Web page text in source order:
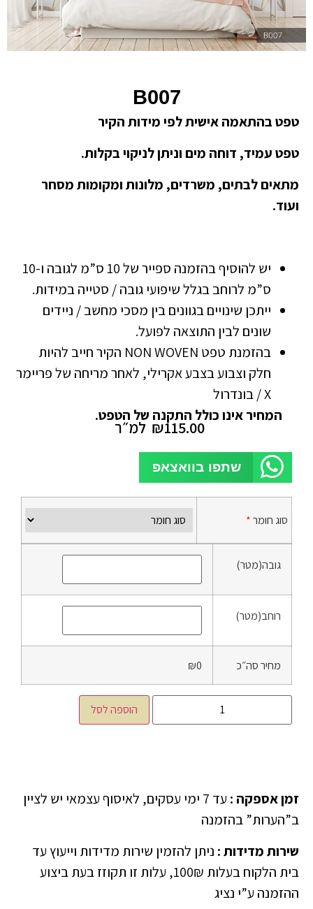
B007
טפט בהתאמה אישית לפי מידות הקיר
טפט עמיד, דוחה מים וניתן לניקוי בקלות.
מתאים לבתים, משרדים, מלונות ומקומות מסחר
ועוד.
יש להוסיף בהזמנה ספייר של 10 ס”מ לגובה ו-10
ס”מ לרוחב בגלל שיפועי גובה / סטייה במידות.
ייתכן שינויים בגוונים בין מסכי מחשב / ניידים
שונים לבין התוצאה לפועל.
בהזמנת טפט NON WOVEN הקיר חייב להיות
חלק וצבוע בצבע אקרילי, לאחר מריחה של פריימר
X / בונדרול
המחיר אינו כולל התקנה של הטפט.
₪115.00 למ״ר
שתפו בוואצאפ
סוג חומר*
גובה(מטר)
רוחב(מטר)
מחיר סה״כ ₪0
הוספה לסל
זמן אספקה :
עד 7 ימי עסקים, לאיסוף עצמאי יש לציין
ב”הערות” בהזמנה
שירות מדידות: ניתן להזמין שירות מדידות וייעוץ עד
בית הלקוח בעלות 100₪, עלות זו תקוזז בעת ביצוע
ההזמנה ע”י נציג